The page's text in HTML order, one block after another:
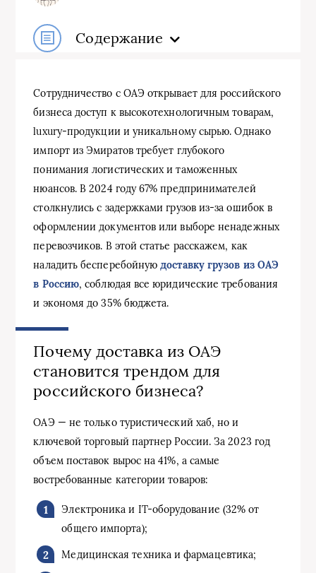
Содержание
Сотрудничество с ОАЭ открывает для российского
бизнеса доступ к высокотехнологичным товарам,
luxury-продукции и уникальному сырью. Однако
импорт из Эмиратов требует глубокого
понимания логистических и таможенных
нюансов. В 2024 году 67% предпринимателей
столкнулись с задержками грузов из-за ошибок в
оформлении документов или выборе ненадежных
перевозчиков. В этой статье расскажем, как
наладить бесперебойную доставку грузов из ОАЭ
в Россию, соблюдая все юридические требования
и экономя до 35% бюджета.
Почему доставка из ОАЭ
становится трендом для
российского бизнеса?
ОАЭ — не только туристический хаб, но и
ключевой торговый партнер России. За 2023 год
объем поставок вырос на 41%, а самые
востребованные категории товаров:
Электроника и IT-оборудование (32% от
общего импорта);
Медицинская техника и фармацевтика;